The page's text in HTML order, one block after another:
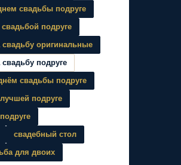
свадьбы подруге
подруге
свадьбу оригинальные
подруге
свадьбы подруге
подруге
свадебный стол
для двоих